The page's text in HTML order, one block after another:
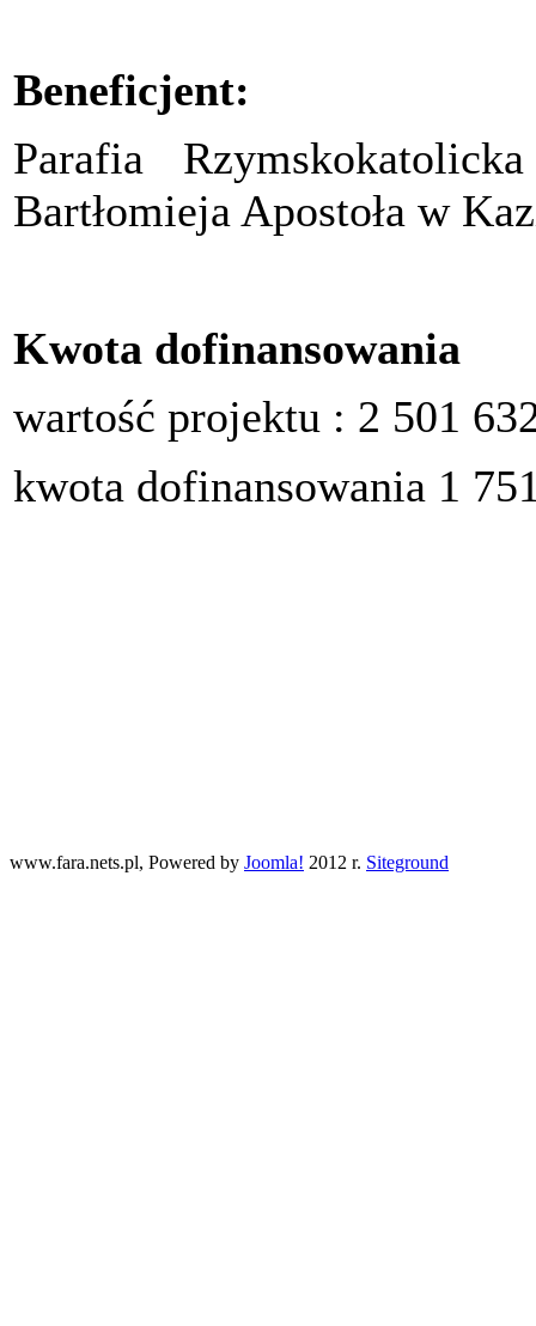
Beneficjent:
Parafia
Bartłomieja Apostoła w
Kwota dofinansowania
wartość projektu : 2 501
kwota dofinansowania 1
www.fara.nets.pl, Powered by Joomla! 2012 r. Siteground